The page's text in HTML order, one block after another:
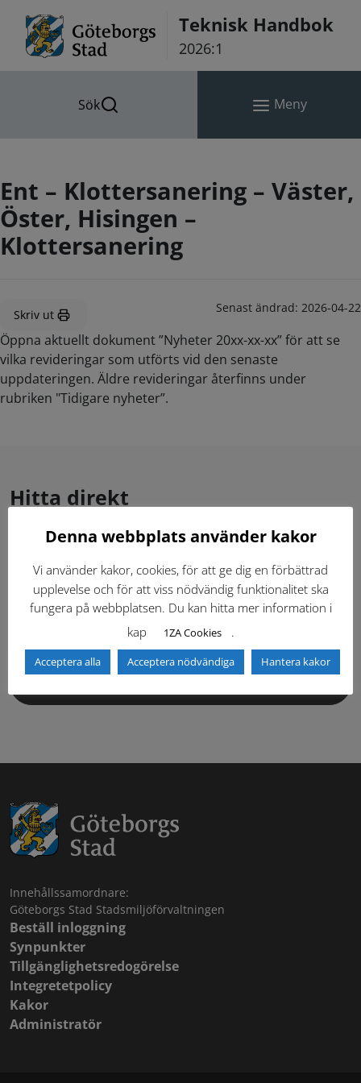
Teknisk Handbok
2026:1
Sök Meny
Ent – Klottersanering – Väster,
Öster, Hisingen –
Klottersanering
Skriv ut Senast ändrad: 2026-04-22
Öppna aktuellt dokument ”Nyheter 20xx-xx-xx” för att se
vilka revideringar som utförts vid den senaste
uppdateringen. Äldre revideringar återfinns under
rubriken "Tidigare nyheter”.
Hitta direkt
Gällande standardritningar (Dwg och pdf)
Dokumentbibliotek Kontaktlista
Tidigare versioner
Innehållssamordnare:
Göteborgs Stad Stadsmiljöförvaltningen
Beställ inloggning
Synpunkter
Tillgänglighetsredogörelse
Integretetpolicy
Kakor
Administratör
Denna webbplats använder kakor
Vi använder kakor, cookies, för att ge dig en förbättrad
upplevelse och för att viss nödvändig funktionalitet ska
fungera på webbplatsen. Du kan hitta mer information i
kap
1ZA Cookies .
Acceptera alla Acceptera nödvändiga Hantera kakor